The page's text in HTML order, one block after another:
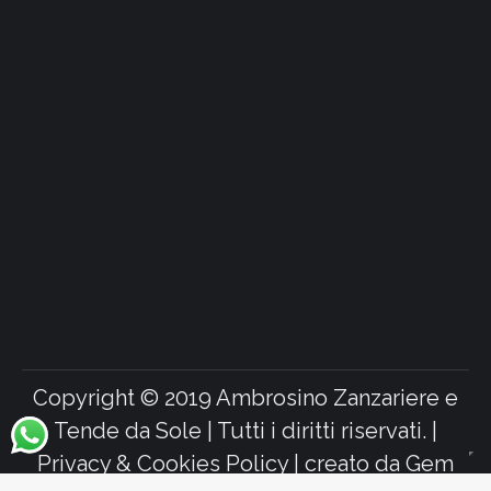
Copyright © 2019 Ambrosino Zanzariere e
Tende da Sole | Tutti i diritti riservati. |
Privacy & Cookies Policy | creato da Gem